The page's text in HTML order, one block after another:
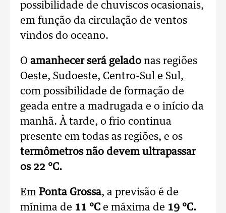
possibilidade de chuviscos ocasionais,
em função da circulação de ventos
vindos do oceano.
O amanhecer será gelado nas regiões
Oeste, Sudoeste, Centro-Sul e Sul,
com possibilidade de formação de
geada entre a madrugada e o início da
manhã. À tarde, o frio continua
presente em todas as regiões, e os
termômetros não devem ultrapassar
os 22 °C.
Em Ponta Grossa, a previsão é de
mínima de 11 °C e máxima de 19 °C.